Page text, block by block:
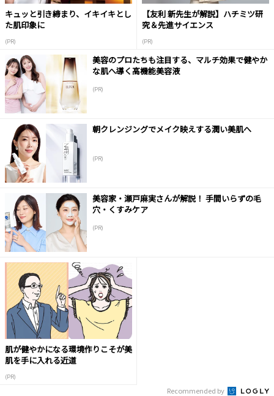
キュッと引き締まり、イキイキとし
た肌印象に
(PR)
【友利 新先生が解説】ハチミツ研
究＆先進サイエンス
(PR)
美容のプロたちも注目する、マルチ効果で健やか
な肌へ導く高機能美容液
(PR)
朝クレンジングでメイク映えする潤い美肌へ
(PR)
美容家・瀬戸麻実さんが解説！ 手間いらずの毛
穴・くすみケア
(PR)
肌が健やかになる環境作りこそが美
肌を手に入れる近道
(PR)
Recommended by